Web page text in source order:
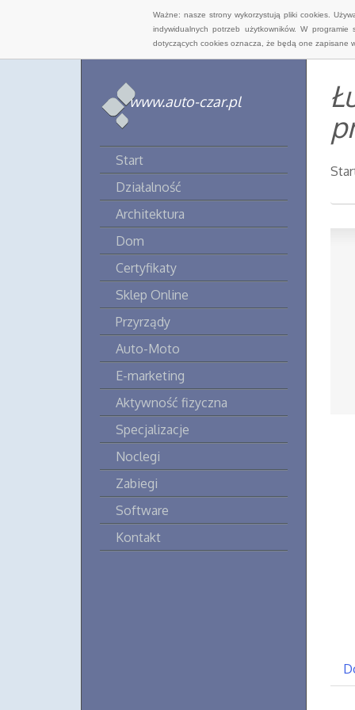
Ważne: nasze strony wykorzystują pliki cookies.
indywidualnych potrzeb użytkowników. W
dotyczących cookies oznacza, że będą one zapisane
www.auto-czar.pl
Start
Działalność
Architektura
Dom
Certyfikaty
Sklep Online
Przyrządy
Auto-Moto
E-marketing
Aktywność fizyczna
Specjalizacje
Noclegi
Zabiegi
Software
Kontakt